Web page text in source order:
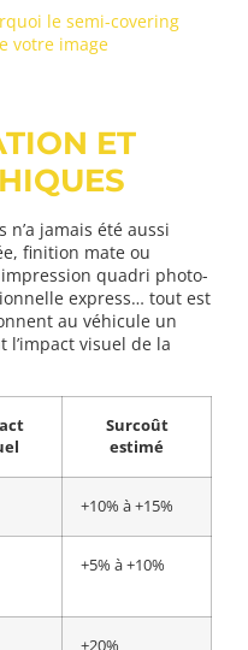
le semi-covering
votre image
ET
jamais été aussi
finition mate ou
quadri photo-
express… tout est
au véhicule un
visuel de la
Surcoût
estimé
+10% à +15%
+5% à +10%
+20%